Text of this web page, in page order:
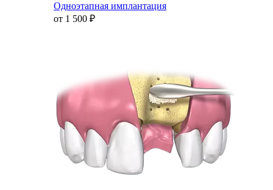
Одноэтапная имплантация
от 1 500 ₽